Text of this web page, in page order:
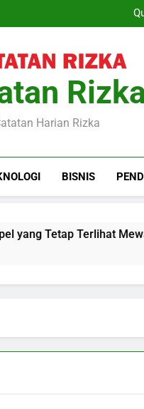
Training
Layanan Sewa
Training
Harian Rizka
BISNIS
Tetap Terlihat Mewah